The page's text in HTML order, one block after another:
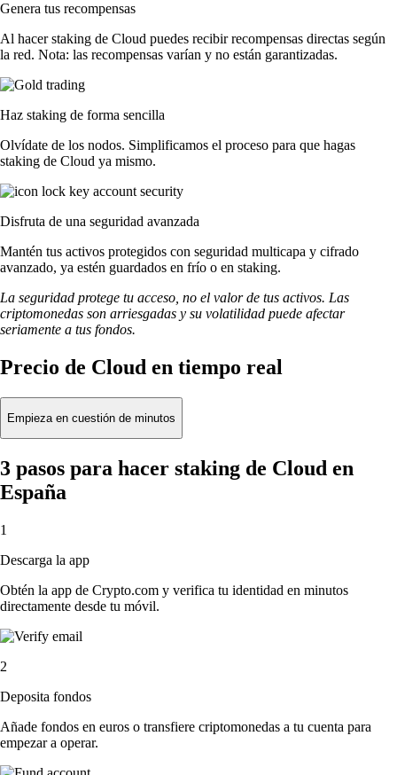
Genera tus recompensas
Al hacer staking de Cloud puedes recibir recompensas directas según
la red. Nota: las recompensas varían y no están garantizadas.
Haz staking de forma sencilla
Olvídate de los nodos. Simplificamos el proceso para que hagas
staking de Cloud ya mismo.
Disfruta de una seguridad avanzada
Mantén tus activos protegidos con seguridad multicapa y cifrado
avanzado, ya estén guardados en frío o en staking.
La seguridad protege tu acceso, no el valor de tus activos. Las
criptomonedas son arriesgadas y su volatilidad puede afectar
seriamente a tus fondos.
Precio de Cloud en tiempo real
Empieza en cuestión de minutos
3 pasos para hacer staking de Cloud en
España
1
Descarga la app
Obtén la app de Crypto.com y verifica tu identidad en minutos
directamente desde tu móvil.
2
Deposita fondos
Añade fondos en euros o transfiere criptomonedas a tu cuenta para
empezar a operar.